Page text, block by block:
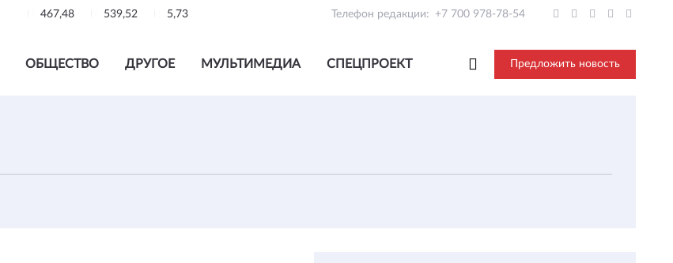
467,48 539,52 5,73 Телефон редакции: +7 700 978-78-54
ОБЩЕСТВО ДРУГОЕ МУЛЬТИМЕДИА СПЕЦПРОЕКТ Предложить новость